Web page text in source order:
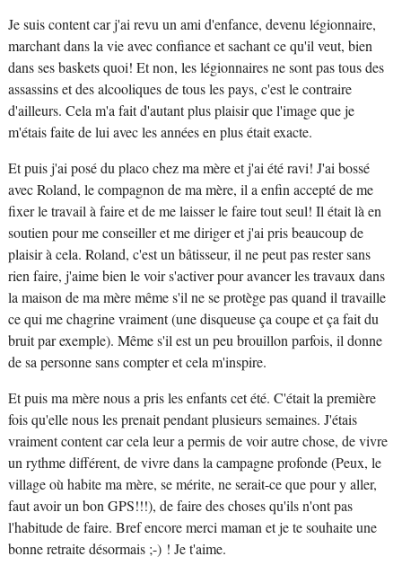
Je suis content car j'ai revu un ami d'enfance, devenu légionnaire,
marchant dans la vie avec confiance et sachant ce qu'il veut, bien
dans ses baskets quoi! Et non, les légionnaires ne sont pas tous des
assassins et des alcooliques de tous les pays, c'est le contraire
d'ailleurs. Cela m'a fait d'autant plus plaisir que l'image que je
m'étais faite de lui avec les années en plus était exacte.
Et puis j'ai posé du placo chez ma mère et j'ai été ravi! J'ai bossé
avec Roland, le compagnon de ma mère, il a enfin accepté de me
fixer le travail à faire et de me laisser le faire tout seul! Il était là en
soutien pour me conseiller et me diriger et j'ai pris beaucoup de
plaisir à cela. Roland, c'est un bâtisseur, il ne peut pas rester sans
rien faire, j'aime bien le voir s'activer pour avancer les travaux dans
la maison de ma mère même s'il ne se protège pas quand il travaille
ce qui me chagrine vraiment (une disqueuse ça coupe et ça fait du
bruit par exemple). Même s'il est un peu brouillon parfois, il donne
de sa personne sans compter et cela m'inspire.
Et puis ma mère nous a pris les enfants cet été. C'était la première
fois qu'elle nous les prenait pendant plusieurs semaines. J'étais
vraiment content car cela leur a permis de voir autre chose, de vivre
un rythme différent, de vivre dans la campagne profonde (Peux, le
village où habite ma mère, se mérite, ne serait-ce que pour y aller,
faut avoir un bon GPS!!!), de faire des choses qu'ils n'ont pas
l'habitude de faire. Bref encore merci maman et je te souhaite une
bonne retraite désormais ;-) ! Je t'aime.